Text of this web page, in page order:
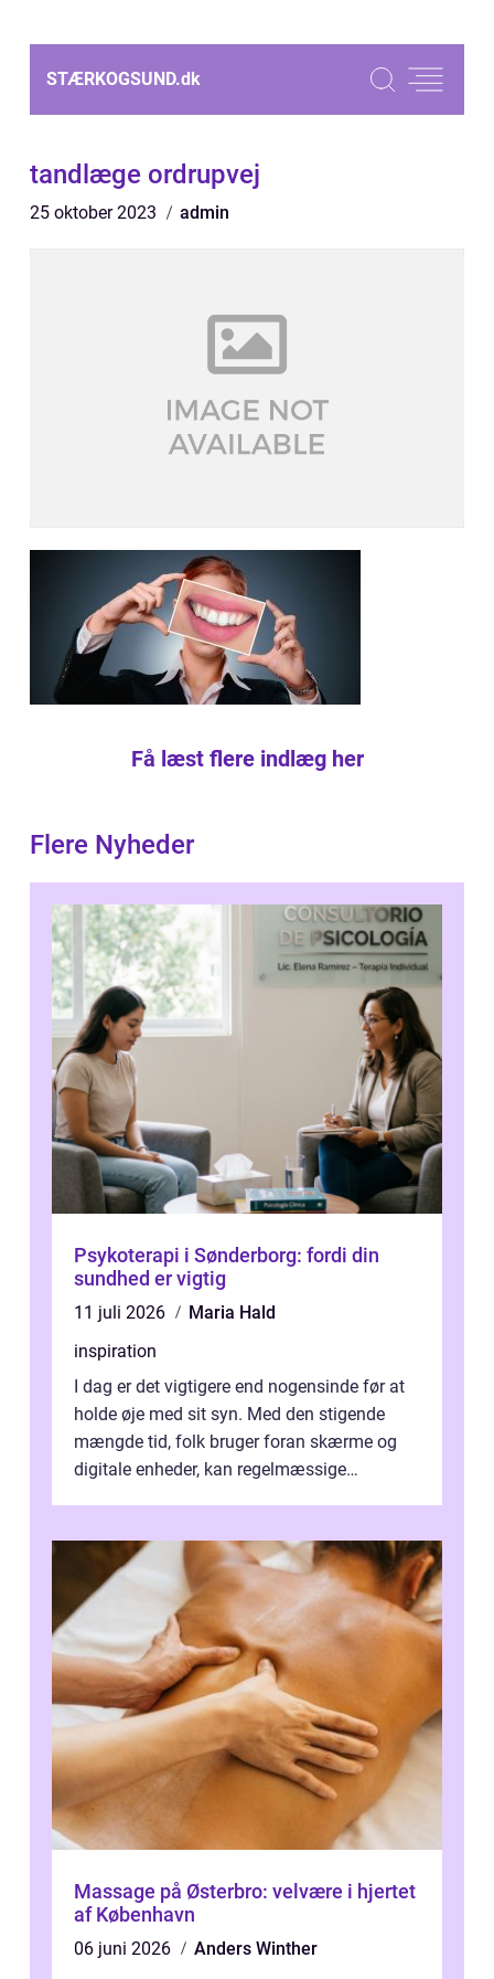
STÆRKOGSUND.dk
tandlæge ordrupvej
25 oktober 2023 admin
Få læst flere indlæg her
Flere Nyheder
Psykoterapi i Sønderborg: fordi din
sundhed er vigtig
11 juli 2026
Maria Hald
inspiration
I dag er det vigtigere end nogensinde før at
holde øje med sit syn. Med den stigende
mængde tid, folk bruger foran skærme og
digitale enheder, kan regelmæssige
Massage på Østerbro: velvære i hjertet
af København
06 juni 2026
Anders Winther